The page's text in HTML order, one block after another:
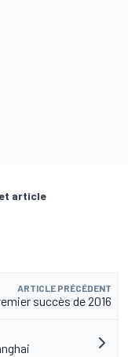
article
ARTICLE PRÉCÉDENT
succès de 2016